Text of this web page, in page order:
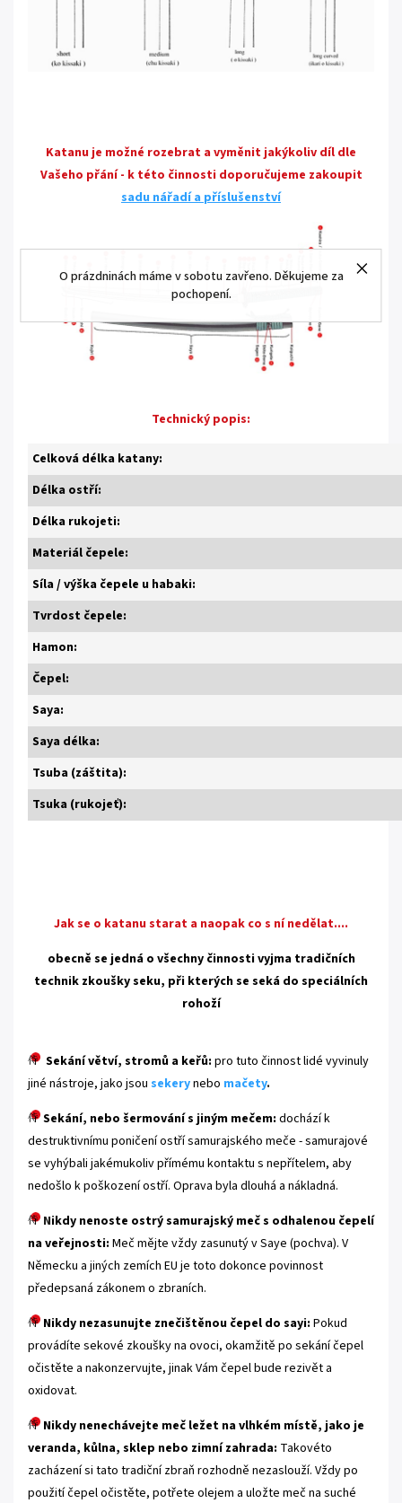
O prázdninách máme v sobotu zavřeno. Děkujeme za
pochopení.
Katanu je možné rozebrat a vyměnit jakýkoliv díl dle
Vašeho přání - k této činnosti doporučujeme zakoupit
sadu nářadí a příslušenství
Technický popis:
Celková délka katany:
Délka ostří:
Délka rukojeti:
Materiál čepele:
Síla / výška čepele u habaki:
Tvrdost čepele:
Hamon:
Čepel:
Saya:
Saya délka:
Tsuba (záštita):
Tsuka (rukojeť):
Jak se o katanu starat a naopak co s ní nedělat....
obecně se jedná o všechny činnosti vyjma tradičních
technik zkoušky seku, při kterých se seká do speciálních
rohoží
Sekání větví, stromů a keřů: pro tuto činnost lidé vyvinuly
jiné nástroje, jako jsou sekerynebo mačety.
Sekání, nebo šermování s jiným mečem: dochází k
destruktivnímu poničení ostří samurajského meče - samurajové
se vyhýbali jakémukoliv přímému kontaktu s nepřítelem, aby
nedošlo k poškození ostří. Oprava byla dlouhá a nákladná.
Nikdy nenoste ostrý samurajský meč s odhalenou čepelí
na veřejnosti: Meč mějte vždy zasunutý v Saye (pochva). V
Německu a jiných zemích EU je toto dokonce povinnost
předepsaná zákonem o zbraních.
Nikdy nezasunujte znečištěnou čepel do sayi: Pokud
provádíte sekové zkoušky na ovoci, okamžitě po sekání čepel
očistěte a nakonzervujte, jinak Vám čepel bude rezivět a
oxidovat.
Nikdy nenechávejte meč ležet na vlhkém místě, jako je
veranda, kůlna, sklep nebo zimní zahrada: Takovéto
zacházení si tato tradiční zbraň rozhodně nezaslouží. Vždy po
použití čepel očistěte, potřete olejem a uložte meč na suché